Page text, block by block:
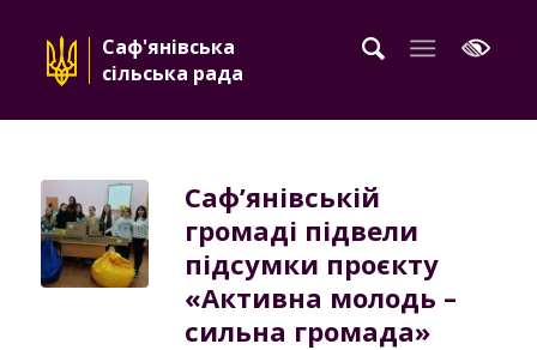
Саф'янівська
сільська рада
Саф’янівській
громаді підвели
підсумки проєкту
«Активна молодь –
сильна громада»